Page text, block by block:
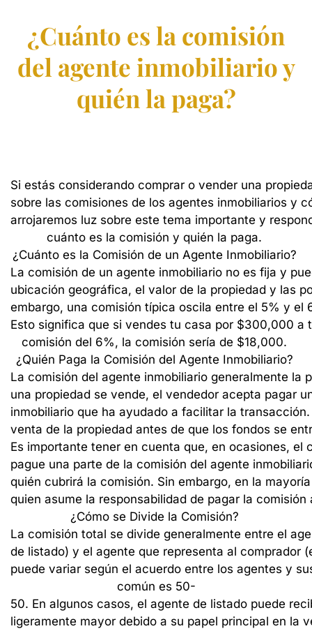
¿Cuánto es la comisión
del agente inmobiliario y
quién la paga?
Si estás considerando comprar o vender una
sobre las comisiones de los agentes inmobiliarios y
arrojaremos luz sobre este tema importante y
cuánto es la comisión y quién la paga.
¿Cuánto es la Comisión de un Agente Inmobiliario?
La comisión de un agente inmobiliario no es fija y
ubicación geográfica, el valor de la propiedad y las
embargo, una comisión típica oscila entre el 5% y el
Esto significa que si vendes tu casa por $300,000 a
comisión del 6%, la comisión sería de $18,000.
¿Quién Paga la Comisión del Agente Inmobiliario?
La comisión del agente inmobiliario generalmente la
una propiedad se vende, el vendedor acepta pagar
inmobiliario que ha ayudado a facilitar la transacción.
venta de la propiedad antes de que los fondos se
Es importante tener en cuenta que, en ocasiones, el
pague una parte de la comisión del agente
quién cubrirá la comisión. Sin embargo, en la mayoría
quien asume la responsabilidad de pagar la comisión
¿Cómo se Divide la Comisión?
La comisión total se divide generalmente entre el
de listado) y el agente que representa al comprador
puede variar según el acuerdo entre los agentes y
común es 50-
50. En algunos casos, el agente de listado puede
ligeramente mayor debido a su papel principal en la